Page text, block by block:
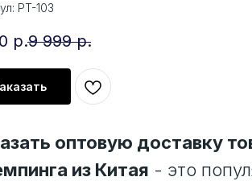
PT-103
р.9 999 р.
оптовую доставку
из Китая - это